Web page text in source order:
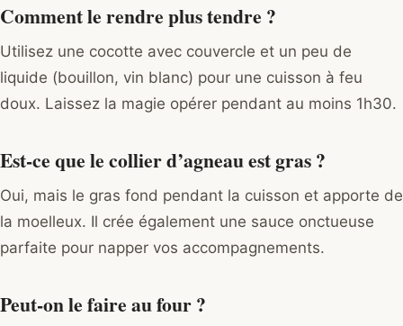
Comment le rendre plus tendre ?
Utilisez une cocotte avec couvercle et un peu de
liquide (bouillon, vin blanc) pour une cuisson à feu
doux. Laissez la magie opérer pendant au moins 1h30.
Est-ce que le collier d’agneau est gras ?
Oui, mais le gras fond pendant la cuisson et apporte de
la moelleux. Il crée également une sauce onctueuse
parfaite pour napper vos accompagnements.
Peut-on le faire au four ?